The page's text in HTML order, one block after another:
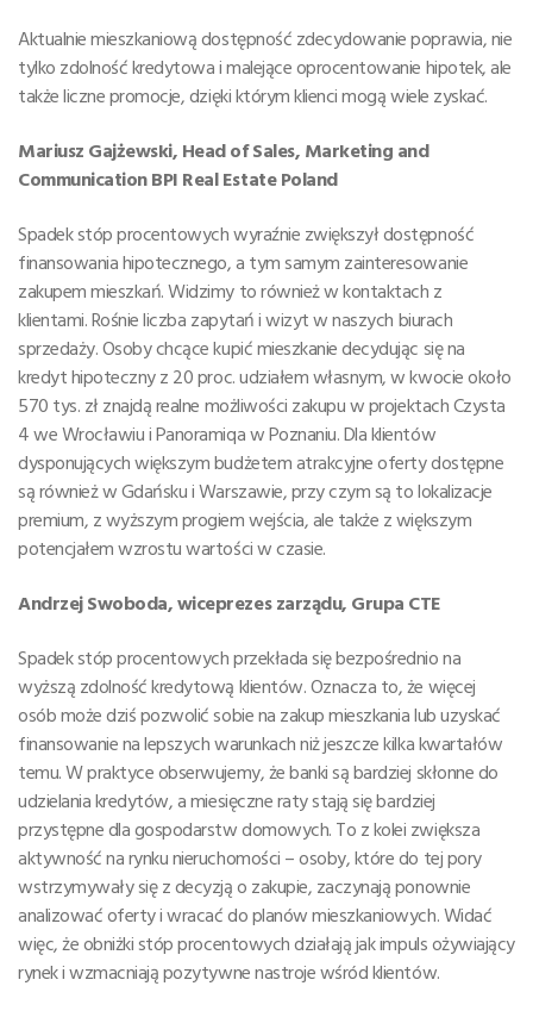
Aktualnie mieszkaniową dostępność zdecydowanie poprawia, nie
tylko zdolność kredytowa i malejące oprocentowanie hipotek, ale
także liczne promocje, dzięki którym klienci mogą wiele zyskać.
Mariusz Gajżewski, Head of Sales, Marketing and
Communication BPI Real Estate Poland
Spadek stóp procentowych wyraźnie zwiększył dostępność
finansowania hipotecznego, a tym samym zainteresowanie
zakupem mieszkań. Widzimy to również w kontaktach z
klientami. Rośnie liczba zapytań i wizyt w naszych biurach
sprzedaży. Osoby chcące kupić mieszkanie decydując się na
kredyt hipoteczny z 20 proc. udziałem własnym, w kwocie około
570 tys. zł znajdą realne możliwości zakupu w projektach Czysta
4 we Wrocławiu i Panoramiqa w Poznaniu. Dla klientów
dysponujących większym budżetem atrakcyjne oferty dostępne
są również w Gdańsku i Warszawie, przy czym są to lokalizacje
premium, z wyższym progiem wejścia, ale także z większym
potencjałem wzrostu wartości w czasie.
Andrzej Swoboda, wiceprezes zarządu, Grupa CTE
Spadek stóp procentowych przekłada się bezpośrednio na
wyższą zdolność kredytową klientów. Oznacza to, że więcej
osób może dziś pozwolić sobie na zakup mieszkania lub uzyskać
finansowanie na lepszych warunkach niż jeszcze kilka kwartałów
temu. W praktyce obserwujemy, że banki są bardziej skłonne do
udzielania kredytów, a miesięczne raty stają się bardziej
przystępne dla gospodarstw domowych. To z kolei zwiększa
aktywność na rynku nieruchomości – osoby, które do tej pory
wstrzymywały się z decyzją o zakupie, zaczynają ponownie
analizować oferty i wracać do planów mieszkaniowych. Widać
więc, że obniżki stóp procentowych działają jak impuls ożywiający
rynek i wzmacniają pozytywne nastroje wśród klientów.